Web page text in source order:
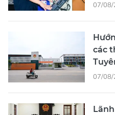
07/08/
các
07/08/